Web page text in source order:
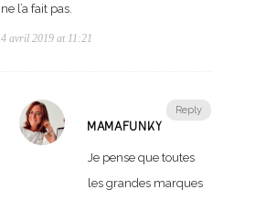
ne l’a fait pas.
4 avril 2019 at 11:21
Reply
MAMAFUNKY
Je pense que toutes
les grandes marques